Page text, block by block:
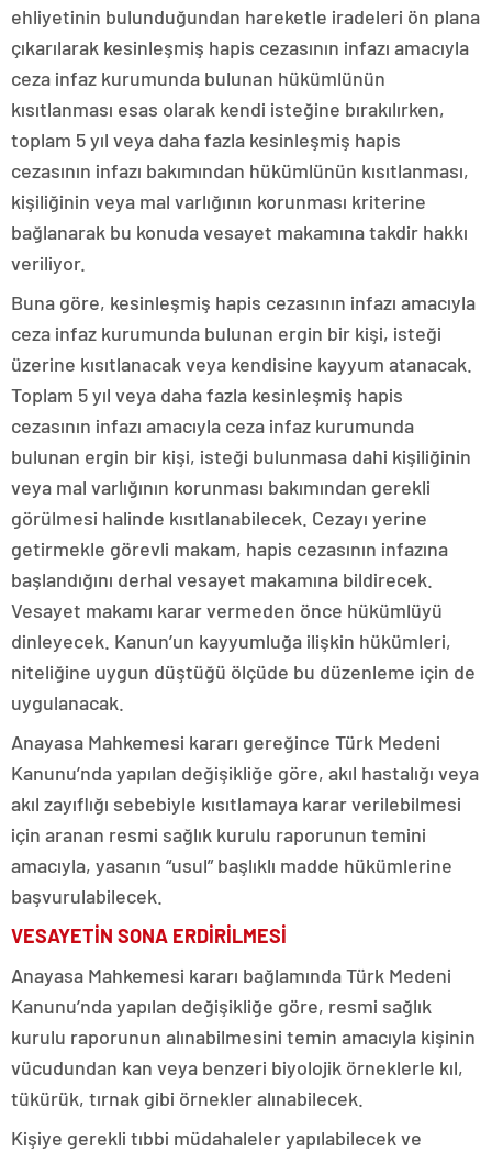
ehliyetinin bulunduğundan hareketle iradeleri ön plana
çıkarılarak kesinleşmiş hapis cezasının infazı amacıyla
ceza infaz kurumunda bulunan hükümlünün
kısıtlanması esas olarak kendi isteğine bırakılırken,
toplam 5 yıl veya daha fazla kesinleşmiş hapis
cezasının infazı bakımından hükümlünün kısıtlanması,
kişiliğinin veya mal varlığının korunması kriterine
bağlanarak bu konuda vesayet makamına takdir hakkı
veriliyor.
Buna göre, kesinleşmiş hapis cezasının infazı amacıyla
ceza infaz kurumunda bulunan ergin bir kişi, isteği
üzerine kısıtlanacak veya kendisine kayyum atanacak.
Toplam 5 yıl veya daha fazla kesinleşmiş hapis
cezasının infazı amacıyla ceza infaz kurumunda
bulunan ergin bir kişi, isteği bulunmasa dahi kişiliğinin
veya mal varlığının korunması bakımından gerekli
görülmesi halinde kısıtlanabilecek. Cezayı yerine
getirmekle görevli makam, hapis cezasının infazına
başlandığını derhal vesayet makamına bildirecek.
Vesayet makamı karar vermeden önce hükümlüyü
dinleyecek. Kanun’un kayyumluğa ilişkin hükümleri,
niteliğine uygun düştüğü ölçüde bu düzenleme için de
uygulanacak.
Anayasa Mahkemesi kararı gereğince Türk Medeni
Kanunu’nda yapılan değişikliğe göre, akıl hastalığı veya
akıl zayıflığı sebebiyle kısıtlamaya karar verilebilmesi
için aranan resmi sağlık kurulu raporunun temini
amacıyla, yasanın “usul” başlıklı madde hükümlerine
başvurulabilecek.
VESAYETİN SONA ERDİRİLMESİ
Anayasa Mahkemesi kararı bağlamında Türk Medeni
Kanunu’nda yapılan değişikliğe göre, resmi sağlık
kurulu raporunun alınabilmesini temin amacıyla kişinin
vücudundan kan veya benzeri biyolojik örneklerle kıl,
tükürük, tırnak gibi örnekler alınabilecek.
Kişiye gerekli tıbbi müdahaleler yapılabilecek ve